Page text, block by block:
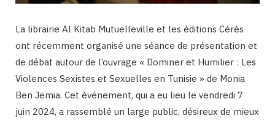
La librairie Al Kitab Mutuelleville et les éditions Cérès
ont récemment organisé une séance de présentation et
de débat autour de l’ouvrage « Dominer et Humilier : Les
Violences Sexistes et Sexuelles en Tunisie » de Monia
Ben Jemia. Cet événement, qui a eu lieu le vendredi 7
juin 2024, a rassemblé un large public, désireux de mieux